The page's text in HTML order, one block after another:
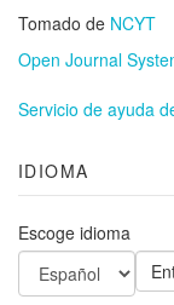
Tomado de NCYT
Open Journal
Servicio de ayuda
IDIOMA
Escoge idioma